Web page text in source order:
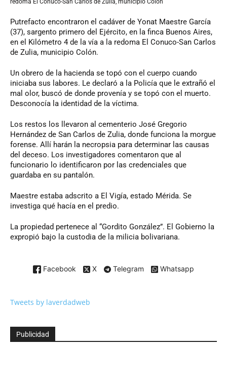
redoma El Conuco-San Carlos de Zulia, municipio Colón
Putrefacto encontraron el cadáver de Yonat Maestre García
(37), sargento primero del Ejército, en la finca Buenos Aires,
en el Kilómetro 4 de la vía a la redoma El Conuco-San Carlos
de Zulia, municipio Colón.
Un obrero de la hacienda se topó con el cuerpo cuando
iniciaba sus labores. Le declaró a la Policía que le extrañó el
mal olor, buscó de donde provenía y se topó con el muerto.
Desconocía la identidad de la víctima.
Los restos los llevaron al cementerio José Gregorio
Hernández de San Carlos de Zulia, donde funciona la morgue
forense. Allí harán la necropsia para determinar las causas
del deceso. Los investigadores comentaron que al
funcionario lo identificaron por las credenciales que
guardaba en su pantalón.
Maestre estaba adscrito a El Vigía, estado Mérida. Se
investiga qué hacía en el predio.
La propiedad pertenece al “Gordito González”. El Gobierno la
expropió bajo la custodia de la milicia bolivariana.
Facebook X Telegram Whatsapp
Tweets by laverdadweb
Publicidad